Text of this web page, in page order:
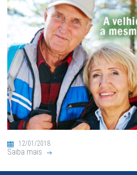
12/01/2018
Saiba mais